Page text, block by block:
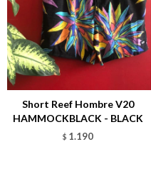
Short Reef Hombre V20
HAMMOCKBLACK - BLACK
$ 1.190